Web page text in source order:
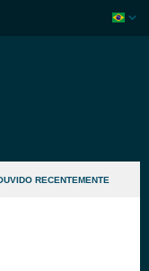
RECENTEMENTE